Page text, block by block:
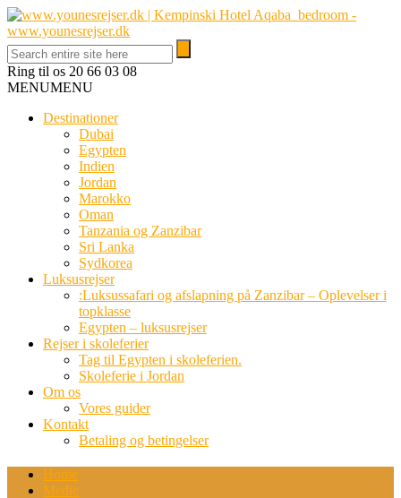
Ring til os 20 66 03 08
MENUMENU
Destinationer
Dubai
Egypten
Indien
Jordan
Marokko
Oman
Tanzania og Zanzibar
Sri Lanka
Sydkorea
Luksusrejser
:Luksussafari og afslapning på Zanzibar – Oplevelser i
topklasse
Egypten – luksusrejser
Rejser i skoleferier
Tag til Egypten i skoleferien.
Skoleferie i Jordan
Om os
Vores guider
Kontakt
Betaling og betingelser
Home
Medie